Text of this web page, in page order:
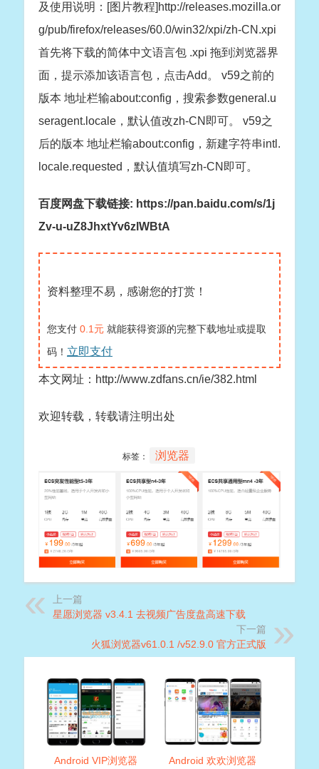
及使用说明：[图片教程]http://releases.mozilla.or
g/pub/firefox/releases/60.0/win32/xpi/zh-CN.xpi
首先将下载的简体中文语言包 .xpi 拖到浏览器界
面，提示添加该语言包，点击Add。 v59之前的
版本 地址栏输about:config，搜索参数general.u
seragent.locale，默认值改zh-CN即可。 v59之
后的版本 地址栏输about:config，新建字符串intl.
locale.requested，默认值填写zh-CN即可。
百度网盘下载链接: https://pan.baidu.com/s/1j
Zv-u-uZ8JhxtYv6zlWBtA
资料整理不易，感谢您的打赏！
您支付 0.1元 就能获得资源的完整下载地址或提取
码！ 立即支付
本文网址：http://www.zdfans.cn/ie/382.html
欢迎转载，转载请注明出处
标签： 浏览器
上一篇
星愿浏览器 v3.4.1 去视频广告度盘高速下载
下一篇
火狐浏览器v61.0.1 /v52.9.0 官方正式版
Android VIP浏览器
Android 欢欢浏览器